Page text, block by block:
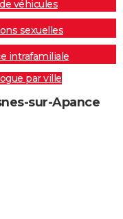
véhicules
sexuelles
intrafamiliale
par ville
sur-Apance